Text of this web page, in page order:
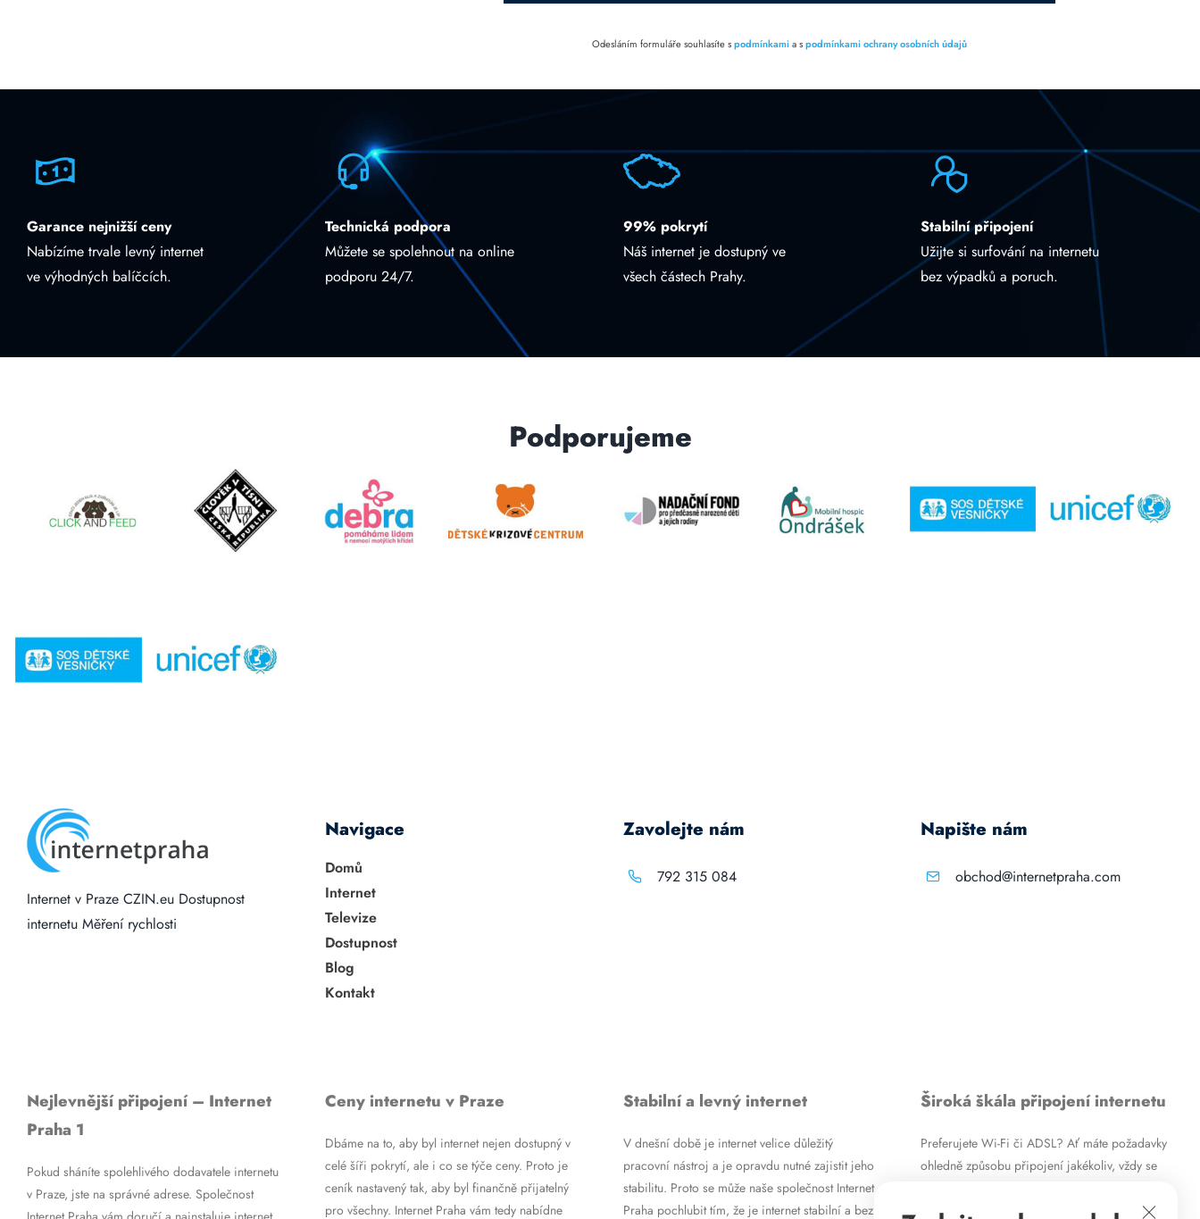
Odesláním formuláře souhlasíte spodmínkamia spodmínkami ochrany osobních údajů
Garance nejnižší ceny
Nabízíme trvale levný internet
ve výhodných balíčcích.
Technická podpora
Můžete se spolehnout na online
podporu 24/7.
99% pokrytí
Náš internet je dostupný ve
všech částech Prahy.
Stabilní připojení
Užijte si surfování na internetu
bez výpadků a poruch.
Podporujeme
Internet v Praze CZIN.eu Dostupnost
internetu Měření rychlosti
Navigace
Domů
Internet
Televize
Dostupnost
Blog
Kontakt
Zavolejte nám
792 315 084
Napište nám
obchod@internetpraha.com
Nejlevnější připojení – Internet
Praha 1
Pokud sháníte spolehlivého dodavatele internetu
v Praze, jste na správné adrese. Společnost
Ceny internetu v Praze
Dbáme na to, aby byl internet nejen dostupný v
celé šíři pokrytí, ale i co se týče ceny. Proto je
ceník nastavený tak, aby byl finančně přijatelný
pro všechny. Internet Praha vám tedy nabídne
Stabilní a levný internet
V dnešní době je internet velice důležitý
pracovní nástroj a je opravdu nutné zajistit jeho
stabilitu. Proto se může naše společnost Internet
Praha pochlubit tím, že je internet stabilní a bez
Široká škála připojení internetu
Preferujete Wi-Fi či ADSL? Ať máte požadavky
ohledně způsobu připojení jakékoliv, vždy se
vysokorychlostního ADSL internetu nabízíme